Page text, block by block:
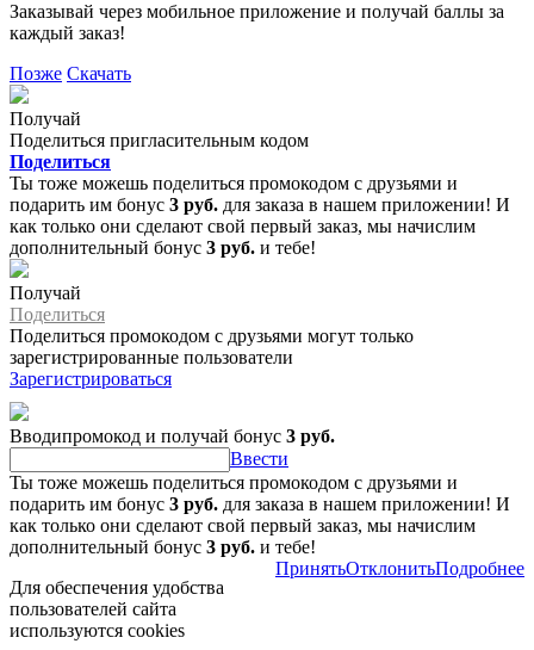
Заказывай через мобильное приложение и получай баллы за
каждый заказ!
Позже Скачать
Получай
Поделиться пригласительным кодом
Поделиться
Ты тоже можешь поделиться промокодом с друзьями и
подарить им бонус 3 руб. для заказа в нашем приложении! И
как только они сделают свой первый заказ, мы начислим
дополнительный бонус 3 руб. и тебе!
Получай
Поделиться
Поделиться промокодом с друзьями могут только
зарегистрированные пользователи
Зарегистрироваться
Вводипромокод и получай бонус 3 руб.
Ввести
Ты тоже можешь поделиться промокодом с друзьями и
подарить им бонус 3 руб. для заказа в нашем приложении! И
как только они сделают свой первый заказ, мы начислим
дополнительный бонус 3 руб. и тебе!
Для обеспечения удобства
пользователей сайта
используются cookies
ПринятьОтклонитьПодробнее